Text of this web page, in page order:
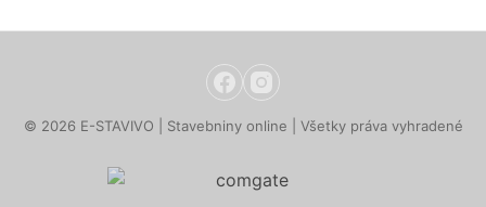
© 2026 E-STAVIVO | Stavebniny online | Všetky práva vyhradené